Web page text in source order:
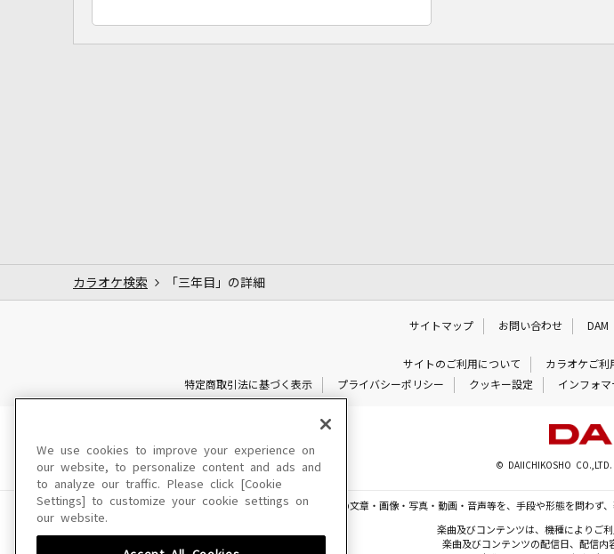
カラオケ検索 「三年目」の詳細
サイトマップ お問い合わせ DAM
サイトのご利用について カラオケご利
特定商取引法に基づく表示
プライバシーポリシー クッキー設定 インフォ
© DAIICHIKOSHO
このサイトに掲載されている一切の文章・画像・写真・動画・音声等を、手段や形態を問わず
楽曲及びコンテンツは、機種によりご
楽曲及びコンテンツの配信日、配信内
We use cookies to improve your experience on
our website, to personalize content and ads and
to analyze our traffic. Please click [Cookie
Settings] to customize your cookie settings on
our website.